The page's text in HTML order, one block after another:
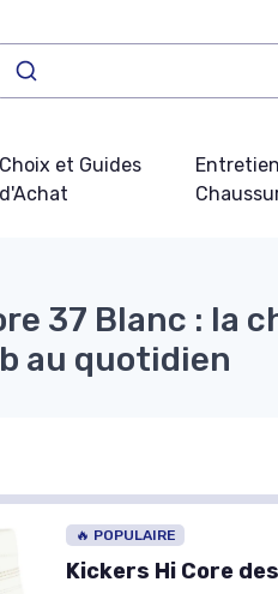
Choix et Guides
d'Achat
37 Blanc : la
au quotidien
🔥 POPULAIRE
Kickers Hi Core